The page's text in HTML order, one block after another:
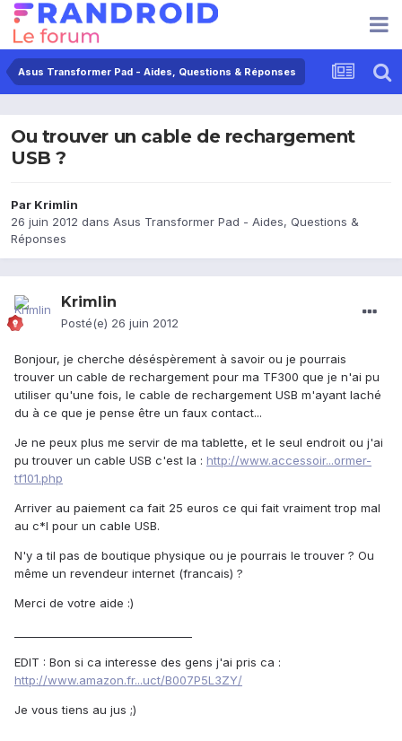
Asus Transformer Pad - Aides, Questions & Réponses
Ou trouver un cable de rechargement
USB ?
Par Krimlin
26 juin 2012 dans Asus Transformer Pad - Aides, Questions &
Réponses
Krimlin
Posté(e) 26 juin 2012
Bonjour, je cherche déséspèrement à savoir ou je pourrais
trouver un cable de rechargement pour ma TF300 que je n'ai pu
utiliser qu'une fois, le cable de rechargement USB m'ayant laché
du à ce que je pense être un faux contact...
Je ne peux plus me servir de ma tablette, et le seul endroit ou j'ai
pu trouver un cable USB c'est la : http://www.accessoir...ormer-
tf101.php
Arriver au paiement ca fait 25 euros ce qui fait vraiment trop mal
au c*l pour un cable USB.
N'y a til pas de boutique physique ou je pourrais le trouver ? Ou
même un revendeur internet (francais) ?
Merci de votre aide :)
EDIT : Bon si ca interesse des gens j'ai pris ca :
http://www.amazon.fr...uct/B007P5L3ZY/
Je vous tiens au jus ;)